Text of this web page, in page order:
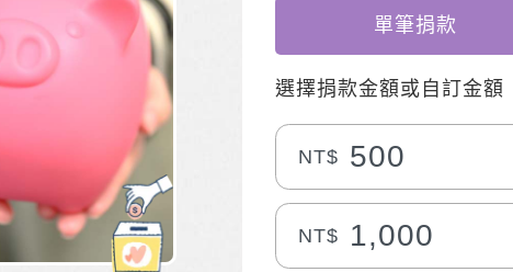
單筆捐款
選擇捐款金額或自訂金額
NT$ 500
NT$ 1,000